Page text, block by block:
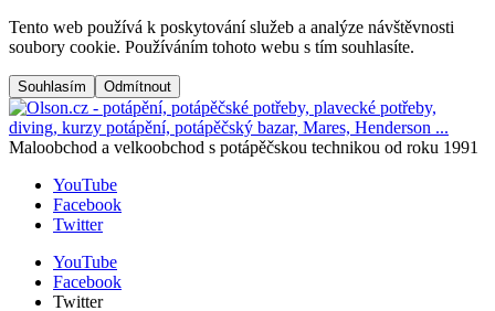
Přejít na hlavní obsah
Tento web používá k poskytování služeb a analýze návštěvnosti
soubory cookie. Používáním tohoto webu s tím souhlasíte.
Maloobchod a velkoobchod s potápěčskou technikou od roku 1991
YouTube
Facebook
Twitter
YouTube
Facebook
Twitter